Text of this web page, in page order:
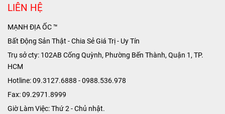
LIÊN HỆ
MẠNH ĐỊA ỐC ™
Bất Động Sản Thật - Chia Sẻ Giá Trị - Uy Tín
Trụ sở cty: 102AB Cống Quỳnh, Phường Bến Thành, Quận 1, TP.
HCM
Hotline: 09.3127.6888 - 0988.536.978
Fax: 09.2971.8999
Giờ Làm Việc: Thứ 2 - Chủ nhật.